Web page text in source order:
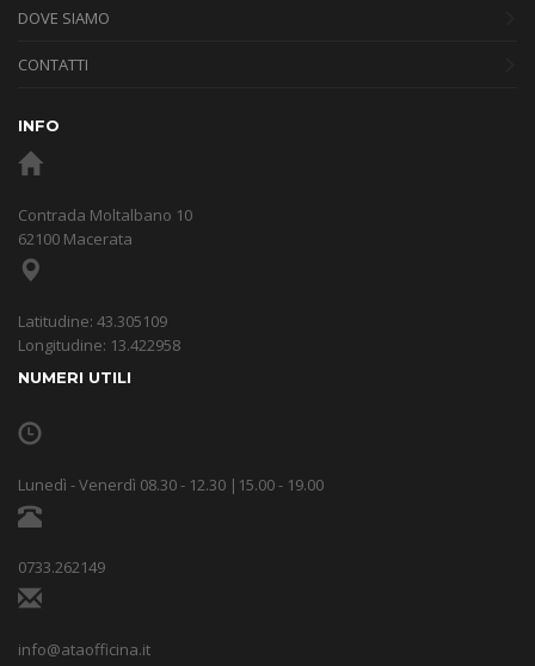
DOVE SIAMO
CONTATTI
INFO
Contrada Moltalbano 10
62100 Macerata
Latitudine: 43.305109
Longitudine: 13.422958
NUMERI UTILI
Lunedì - Venerdì 08.30 - 12.30 |15.00 - 19.00
0733.262149
info@ataofficina.it